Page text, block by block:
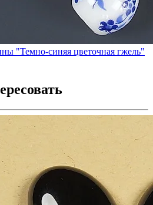
"Темно-синяя цветочная гжель"